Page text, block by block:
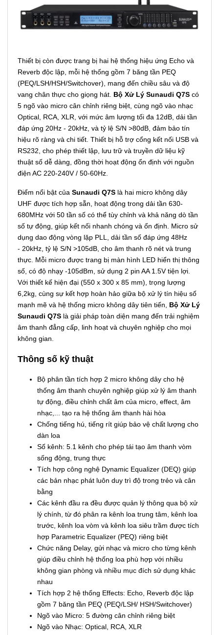
Thiết bị còn được trang bị hai hệ thống hiệu ứng Echo và
Reverb độc lập, mỗi hệ thống gồm 7 băng tần PEQ
(PEQ/LSH/HSH/Switchover), mang đến chiều sâu và độ
vang chân thực cho giọng hát. Bộ Xử Lý Sunaudi Q7S có
5 ngõ vào micro cân chỉnh riêng biệt, cùng ngõ vào nhạc
Optical, RCA, XLR, với mức âm lượng tối đa 12dB, dải tần
đáp ứng 20Hz - 20kHz, và tỷ lệ S/N >80dB, đảm bảo tín
hiệu rõ ràng và chi tiết. Thiết bị hỗ trợ cổng kết nối USB và
RS232, cho phép thiết lập, lưu trữ và truyền dữ liệu kỹ
thuật số dễ dàng, đồng thời hoạt động ổn định với nguồn
điện AC 220-240V / 50-60Hz.
Điểm nổi bật của Sunaudi Q7S là hai micro không dây
UHF được tích hợp sẵn, hoạt động trong dải tần 630-
680MHz với 50 tần số có thể tùy chỉnh và khả năng dò tần
số tự động, giúp kết nối nhanh chóng và ổn định. Micro sử
dụng dao động vòng lặp PLL, dải tần số đáp ứng 48Hz
- 20kHz, tỷ lệ S/N >105dB, cho âm thanh rõ nét và trung
thực. Mỗi micro được trang bị màn hình LED hiển thị thông
số, có độ nhạy -105dBm, sử dụng 2 pin AA 1.5V tiện lợi.
Với thiết kế hiện đại (550 x 300 x 85 mm), trọng lượng
6,2kg, cùng sự kết hợp hoàn hảo giữa bộ xử lý tín hiệu số
mạnh mẽ và hệ thống micro không dây tiên tiến, Bộ Xử Lý
Sunaudi Q7S là giải pháp toàn diện mang đến trải nghiệm
âm thanh đẳng cấp, linh hoạt và chuyên nghiệp cho mọi
không gian.
Thông số kỹ thuật
Bộ phân tần tích hợp 2 micro không dây cho hệ
thống âm thanh chuyên nghiệp giúp xử lý âm thanh
tự động, điều chỉnh chất âm của micro, effect, âm
nhạc,... tạo ra hệ thống âm thanh hài hòa
Chống tiếng hú, tiếng rít giúp bảo vệ chất lượng cho
dàn loa
Số kênh: 5.1 kênh cho phép tái tạo âm thanh vòm
sống động, trung thực
Tích hợp công nghệ Dynamic Equalizer (DEQ) giúp
các bản nhạc phát luôn duy trì độ trong trẻo và cân
bằng
Các kênh đầu ra đều được quản lý thông qua bộ xử
lý chính, từ đó phân ra kênh loa trung tâm, kênh loa
trước, kênh loa vòm và kênh loa siêu trầm được tích
hợp Parametric Equalizer (PEQ) riêng biệt
Chức năng Delay, gửi nhạc và micro cho từng kênh
giúp điều chỉnh hệ thống loa phù hợp với nhiều
không gian phòng và nhiều mục đích sử dụng khác
nhau
Tích hợp 2 hệ thống Effects: Echo, Reverb độc lập
gồm 7 băng tần PEQ (PEQ/LSH/ HSH/Switchover)
Ngõ vào Micro: 5 đường cân chỉnh riêng biệt
Ngõ vào Nhạc: Optical, RCA, XLR